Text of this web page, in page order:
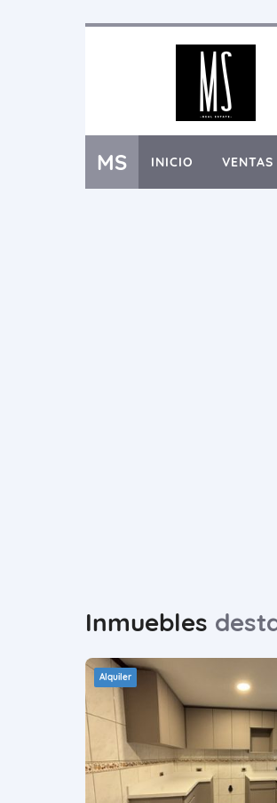
MS INICIO VENTAS
Inmuebles
Alquiler